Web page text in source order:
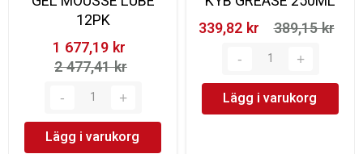
12PK
1 677,19 kr‎
2 477,41 kr‎
Lägg i varukorg
339,82 kr‎
389,15 kr‎
Lägg i varukorg